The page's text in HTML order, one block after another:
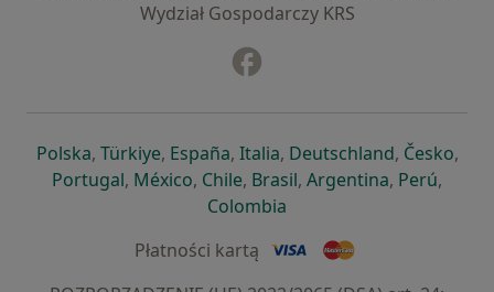
Wydział Gospodarczy KRS
Polskaotwiera się w nowej karcie
, Türkiyeotwiera się w nowej karcie
, Españaotwiera się w nowej karcie
, Italiaotwiera się w nowej
, Deutschlandotwiera się
, Česko,
Portugalotwiera się w nowej karcie
, Méxicootwiera się w nowej karcie
, Chileotwiera się w nowej karcie
, Brasilotwiera się w nowej
, Argentinaotwiera się
, Perú,
Colombia
Płatności kartą